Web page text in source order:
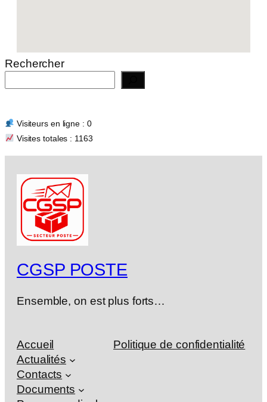
Rechercher
Visiteurs en ligne : 0
Visites totales : 1163
CGSP POSTE
Ensemble, on est plus forts…
Accueil
Actualités
Contacts
Documents
Politique de confidentialité